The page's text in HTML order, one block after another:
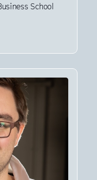
School